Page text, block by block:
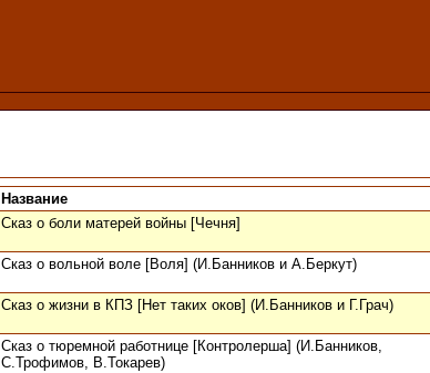
Название
Сказ о боли матерей войны [Чечня]
Сказ о вольной воле [Воля] (И.Банников и А.Беркут)
Сказ о жизни в КПЗ [Нет таких оков] (И.Банников и Г.Грач)
Сказ о тюремной работнице [Контролерша] (И.Банников,
С.Трофимов, В.Токарев)